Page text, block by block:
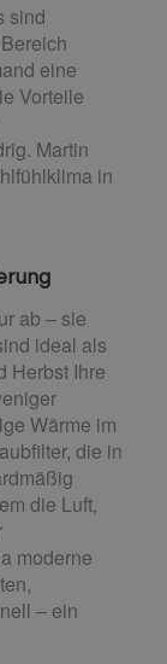
sind
eine
Vorteile
Martin
in
ab – sie
ideal als
Herbst Ihre
Wärme im
die in
die Luft,
moderne
– ein